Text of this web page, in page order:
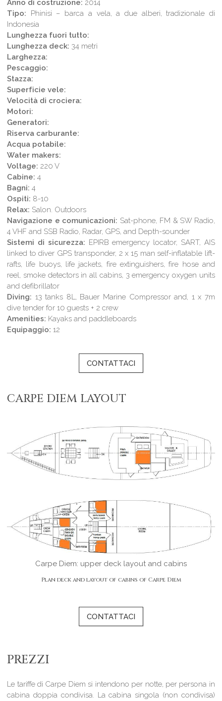
Anno di costruzione: 2014
Tipo: Phinisi – barca a vela, a due alberi, tradizionale di
Indonesia
Lunghezza fuori tutto:
Lunghezza deck: 34 metri
Larghezza:
Pescaggio:
Stazza:
Superficie vele:
Velocità di crociera:
Motori:
Generatori:
Riserva carburante:
Acqua potabile:
Water makers:
Voltage: 220 V
Cabine: 4
Bagni: 4
Ospiti: 8-10
Relax: Salon. Outdoors
Navigazione e comunicazioni: Sat-phone, FM & SW Radio,
4 VHF and SSB Radio, Radar, GPS, and Depth-sounder
Sistemi di sicurezza: EPIRB emergency locator, SART, AIS
linked to diver GPS transponder, 2 x 15 man self-inflatable lift-
rafts, life buoys, life jackets, fire extinguishers, fire hose and
reel, smoke detectors in all cabins, 3 emergency oxygen units
and defibrillator
Diving: 13 tanks 8L, Bauer Marine Compressor and, 1 x 7m
dive tender for 10 guests + 2 crew
Amenities: Kayaks and paddleboards
Equipaggio: 12
CONTATTACI
CARPE DIEM LAYOUT
Carpe Diem: upper deck layout and cabins
Plan deck and layout of cabins of Carpe Diem
CONTATTACI
PREZZI
Le tariffe di Carpe Diem si intendono per notte, per persona in
cabina doppia condivisa. La cabina singola (non condivisa)